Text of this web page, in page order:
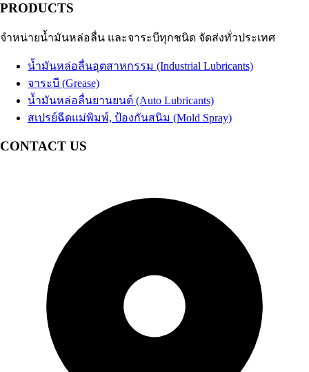
PRODUCTS
จำหน่ายน้ำมันหล่อลื่น และจาระบีทุกชนิด จัดส่งทั่วประเทศ
น้ำมันหล่อลื่นอุตสาหกรรม (Industrial Lubricants)
จาระบี (Grease)
น้ำมันหล่อลื่นยานยนต์ (Auto Lubricants)
สเปรย์ฉีดแม่พิมพ์, ป้องกันสนิม (Mold Spray)
CONTACT US